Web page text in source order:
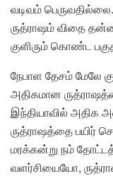
வடிவம்
ருத்ராஷம் விதை
குளிரும் கொண்ட
நேபாள தேசம் மேலே
அதிகமான
இந்தியாவில் அதிக
ருத்ராஷத்தை பயிர்
மரக்கன்று நம்
வளர்சியையோ,